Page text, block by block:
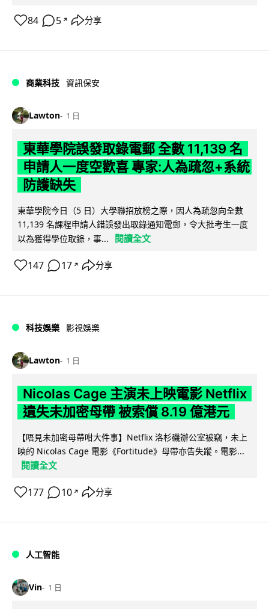
84 5 ↗ 分享
商業科技 資訊保安
Lawton 1 日
東華學院誤發取錄電郵 全數 11,139 名
申請人一度空歡喜 專家:人為疏忽+系統
防護缺失
東華學院今日（5 日）大學聯招放榜之際，因人為疏忽向全數
11,139 名課程申請人錯誤發出取錄通知電郵，令大批考生一度
以為獲得學位取錄，事...
閱讀全文
147 17 ↗ 分享
科技娛樂 影視娛樂
Lawton 1 日
Nicolas Cage 主演未上映電影 Netflix
遺失未加密母帶 被索償 8.19 億港元
【唔見未加密母帶咁大件事】Netflix 洛杉磯辦公室被竊，未上
映的 Nicolas Cage 電影《Fortitude》母帶亦告失蹤。電影...
閱讀全文
177 10 ↗ 分享
人工智能
Vin 1 日